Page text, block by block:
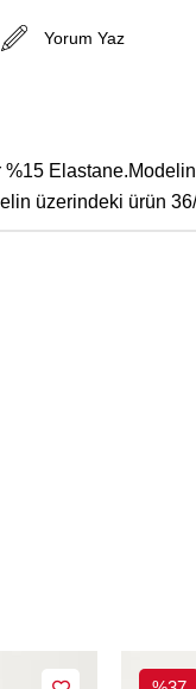
Yorum Yaz
üzerindeki ürün